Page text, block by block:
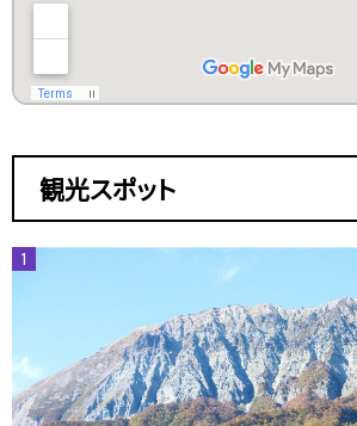
観光スポット
1